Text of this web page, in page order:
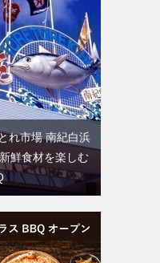
れ市場 南紀白浜
鮮食材を楽しむ